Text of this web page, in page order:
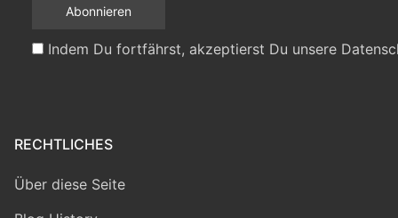
Indem Du fortfährst, akzeptierst Du unsere
RECHTLICHES
Über diese Seite